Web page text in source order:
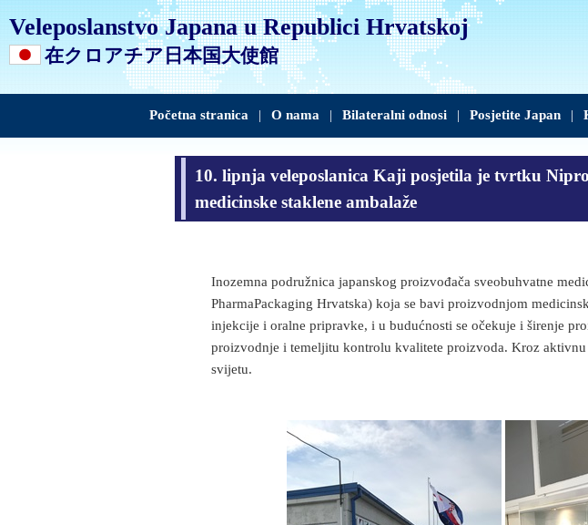
Veleposlanstvo Japana u Republici Hrvatskoj
在クロアチア日本国大使館
Početna stranica | O nama | Bilateralni odnosi | Posjetite Japan |
10. lipnja veleposlanica Kaji posjetila je tvrtku
medicinske staklene ambalaže
Inozemna podružnica japanskog proizvođača sveobuhvatne
PharmaPackaging Hrvatska) koja se bavi proizvodnjom
injekcije i oralne pripravke, i u budućnosti se očekuje i širenje
proizvodnje i temeljitu kontrolu kvalitete proizvoda. Kroz
svijetu.